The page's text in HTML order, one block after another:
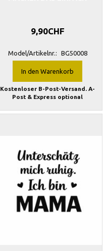
9,90CHF
Model/Artikelnr.: BG50008
In den Warenkorb
Kostenloser B-Post-Versand. A-
Post & Express optional